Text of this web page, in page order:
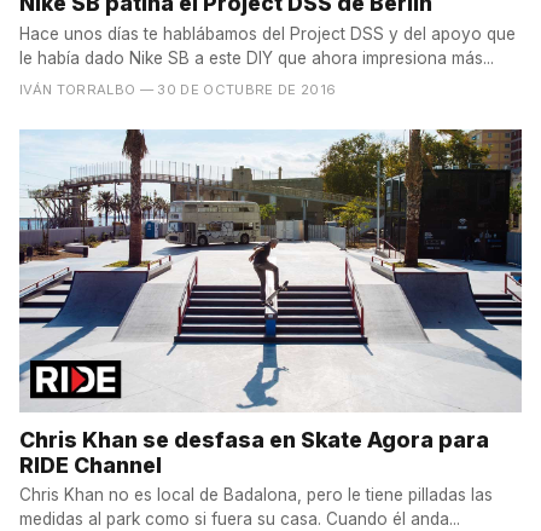
Hace unos días te hablábamos del Project DSS y del apoyo que
le había dado Nike SB a este DIY que ahora impresiona más...
IVÁN TORRALBO — 30 DE OCTUBRE DE 2016
Chris Khan se desfasa en Skate Agora para
RIDE Channel
Chris Khan no es local de Badalona, pero le tiene pilladas las
medidas al park como si fuera su casa. Cuando él anda...